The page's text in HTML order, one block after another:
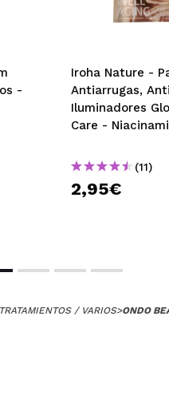
-
Iroha Nature -
Antiarrugas,
Iluminadores
Care -
(11)
2,95€
/ VARIOS>ONDO